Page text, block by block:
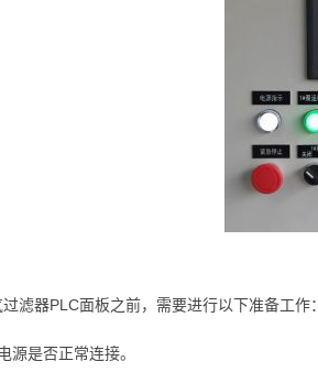
滤器PLC面板之前，需要进行以下准备工作：
源是否正常连接。